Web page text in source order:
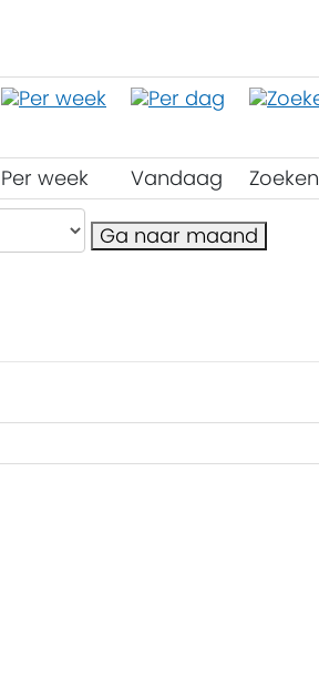
Per week Vandaag Zoeken
Ga naar maand